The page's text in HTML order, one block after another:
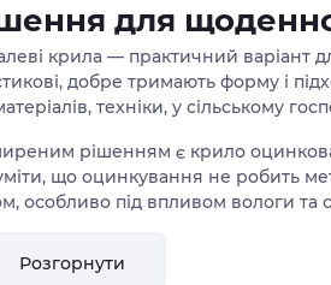
для
крила — практичний варіант
добре тримають форму і
техніки, у сільському
рішенням є крило
що оцинкування не робить
особливо під впливом вологи та
поширений варіант — кругле
Розгорнути